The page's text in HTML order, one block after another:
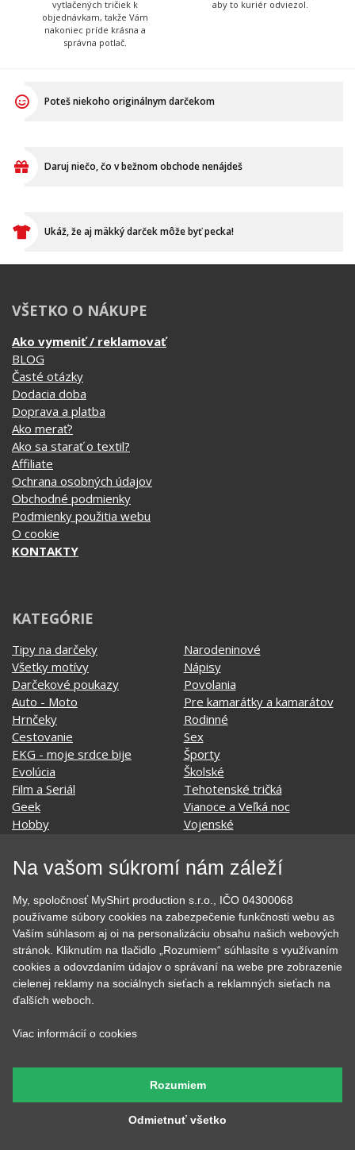
Daruj niečo, čo v bežnom obchode nenájdeš
Ukáž, že aj mäkký darček môže byť pecka!
BLOG
Ako merať?
Affiliate
Ochrana osobných údajov
Obchodné podmienky
Podmienky použitia webu
O cookie
KONTAKTY
KATEGÓRIE
Tipy na darčeky
Všetky motívy
Darčekové poukazy
Cestovanie
Evolúcia
Film a Seriál
Geek
Hobby
Hudobné
Jedlo, pitie a relax
Kvetiny
Láska
Školské
Tehotenské tričká
Vianoce a Veľká noc
Vojenské
Významné dni
Zvierata
MyShirt
SOCIÁLNE SIETE
KONTAKT
MyShirt production s.r.o.
+420 606 105 375
info@myshirt.cz
46601 Jablonec nad Nisou, Česko
Na vašom súkromí nám záleží
My, spoločnosť MyShirt production s.r.o., IČO 04300068
používame súbory cookies na zabezpečenie funkčnosti webu as
Vaším súhlasom aj oi na personalizáciu obsahu našich webových
stránok. Kliknutím na tlačidlo „Rozumiem“ súhlasíte s využívaním
cookies a odovzdaním údajov o správaní na webe pre zobrazenie
cielenej reklamy na sociálnych sieťach a reklamných sieťach na
ďalších weboch.
Viac informácií o cookies
Odmietnuť všetko
Rozumiem